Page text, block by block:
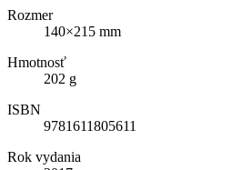
Rozmer
140×215 mm
Hmotnosť
202 g
ISBN
9781611805611
Rok vydania